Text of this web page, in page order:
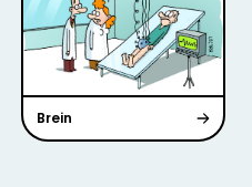
Brein